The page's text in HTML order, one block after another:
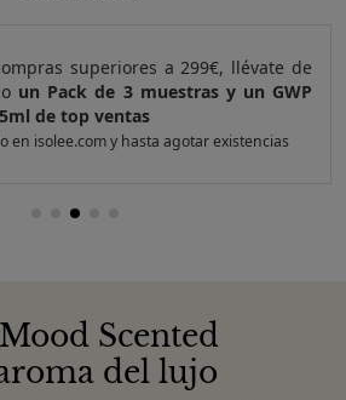
superiores a 299€, llévate de
un Pack de 3 muestras y un GWP
de top ventas
en isolee.com y hasta agotar existencias
Scented
del lujo